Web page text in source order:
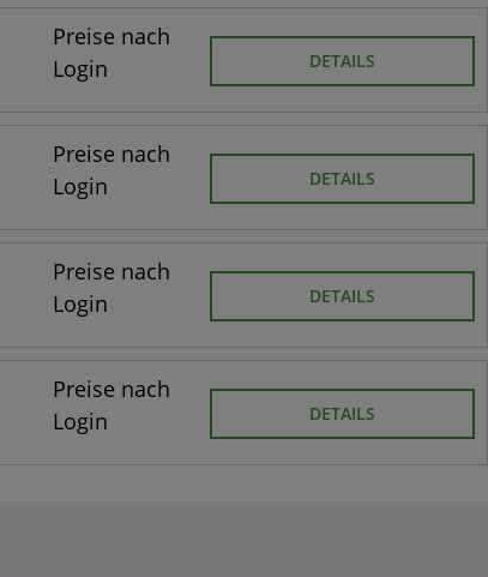
Preise nach
Login
DETAILS
Preise nach
Login
DETAILS
Preise nach
Login
DETAILS
Preise nach
Login
DETAILS